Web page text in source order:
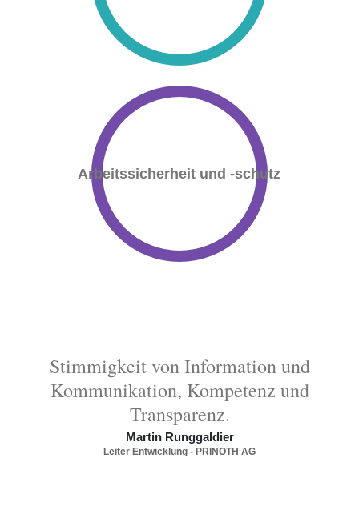
Arbeitssicherheit und -schutz
Stimmigkeit von Information und
Kommunikation, Kompetenz und
Transparenz.
Martin Runggaldier
Leiter Entwicklung - PRINOTH AG